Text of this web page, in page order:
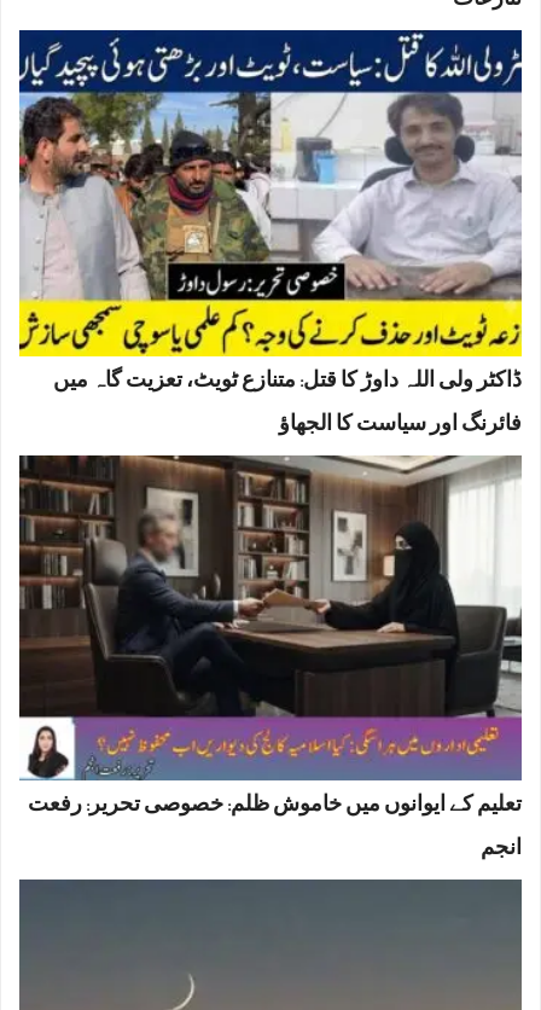
ڈاکٹر ولی اللہ داوڑ کا قتل: متنازع ٹویٹ، تعزیت گاہ میں
فائرنگ اور سیاست کا الجھاؤ
تعلیم کے ایوانوں میں خاموش ظلم: خصوصی تحریر: رفعت
انجم